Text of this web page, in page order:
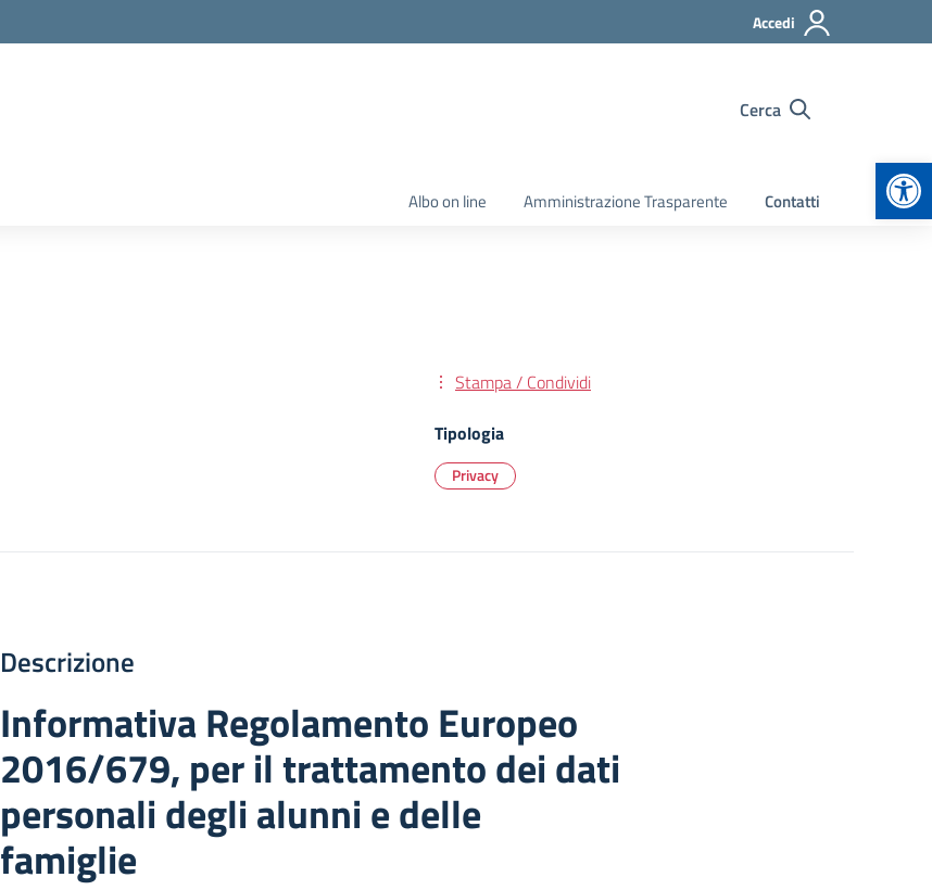
Accedi
Cerca
Albo on line Amministrazione Trasparente Contatti
Stampa / Condividi
Tipologia
Privacy
Descrizione
Informativa Regolamento Europeo
2016/679, per il trattamento dei dati
personali degli alunni e delle
famiglie